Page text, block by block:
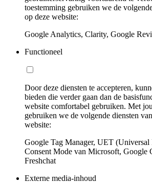
toestemming gebruiken we de
op deze website:
Google Analytics, Clarity, Google
Functioneel
Door deze diensten te accepteren,
bieden die verder gaan dan de
website comfortabel gebruiken. Met
gebruiken we de volgende diensten
website:
Google Tag Manager, UET
Consent Mode van Microsoft, Google
Freshchat
Externe media-inhoud